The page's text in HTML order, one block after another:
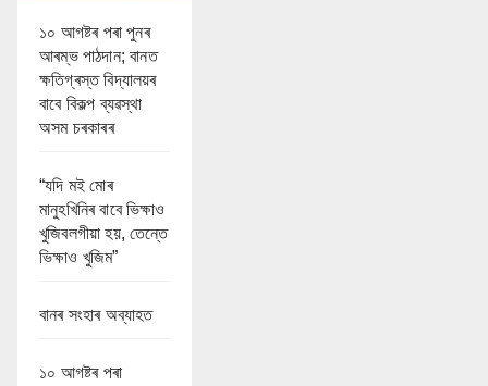
১০ আগষ্টৰ পৰা পুনৰ
আৰম্ভ পাঠদান; বানত
ক্ষতিগ্ৰস্ত বিদ্যালয়ৰ
বাবে বিকল্প ব্যৱস্থা
অসম চৰকাৰৰ
“যদি মই মোৰ
মানুহখিনিৰ বাবে ভিক্ষাও
খুজিবলগীয়া হয়, তেন্তে
ভিক্ষাও খুজিম”
বানৰ সংহাৰ অব্যাহত
১০ আগষ্টৰ পৰা